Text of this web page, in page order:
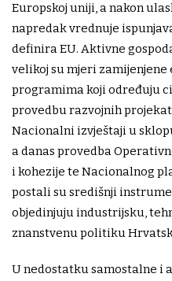
Europskoj uniji, a nakon
napredak vrednuje
definira EU. Aktivne
velikoj su mjeri
programima koji određuju
provedbu razvojnih
Nacionalni izvještaji u
a danas provedba
i kohezije te Nacionalnog
postali su središnji
objedinjuju industrijsku,
znanstvenu politiku
U nedostatku samostalne i